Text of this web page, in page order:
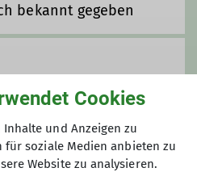
bekannt gegeben
Cookies
und Anzeigen zu
soziale Medien anbieten zu
Website zu analysieren.